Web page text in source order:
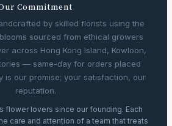
Commitment
by skilled florists using the
sourced from ethical growers
across Hong Kong Island, Kowloon,
— same-day for orders placed
is our promise; your satisfaction, our
reputation.
flower lovers since our founding. Each
care and attention of a team that treats